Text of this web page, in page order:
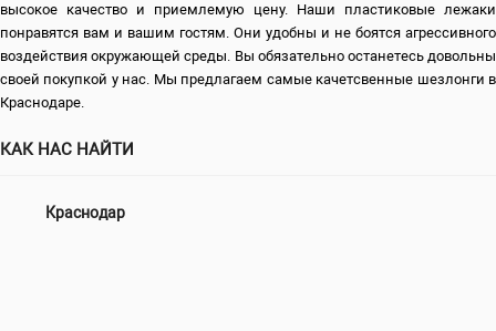
высокое качество и приемлемую цену. Наши пластиковые лежаки
понравятся вам и вашим гостям. Они удобны и не боятся агрессивного
воздействия окружающей среды. Вы обязательно останетесь довольны
своей покупкой у нас. Мы предлагаем самые качетсвенные шезлонги в
Краснодаре.
КАК НАС НАЙТИ
Краснодар